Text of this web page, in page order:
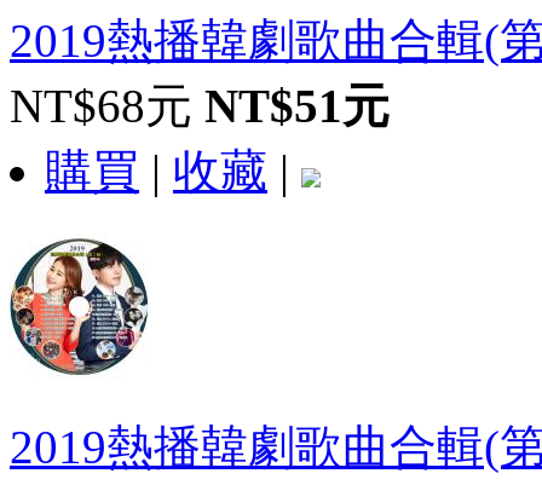
2019熱播韓劇歌曲合輯(
NT$68元 NT$51元
購買 | 收藏 |
2019熱播韓劇歌曲合輯(